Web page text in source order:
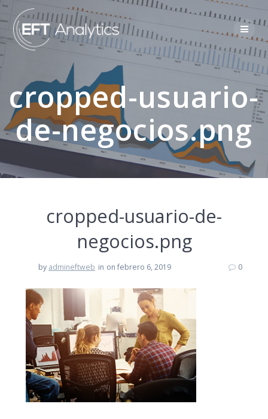
cropped-usuario-
de-negocios.png
cropped-usuario-de-
negocios.png
by admineftweb in on febrero 6, 2019 0